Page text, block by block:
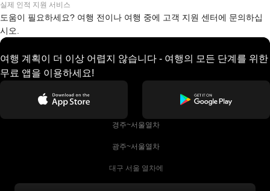
실제 인적 지원 서비스
도움이 필요하세요? 여행 전이나 여행 중에 고객 지원 센터에 문의하십
시오.
여행 계획이 더 이상 어렵지 않습니다 - 여행의 모든 단계를 위한
무료 앱을 이용하세요!
경주~서울열차
광주~서울열차
대구 서울 열차에